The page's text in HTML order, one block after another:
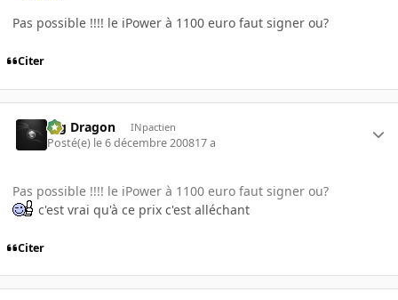
Pas possible !!!! le iPower à 1100 euro faut signer ou?
Citer
Big Dragon INpactien
Posté(e) le 6 décembre 200817 a
Pas possible !!!! le iPower à 1100 euro faut signer ou?
c'est vrai qu'à ce prix c'est alléchant
Citer